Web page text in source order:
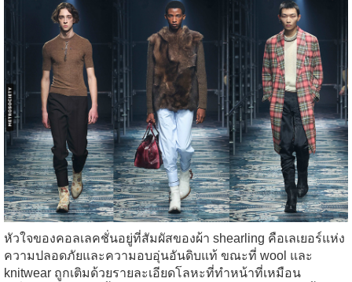
หัวใจของคอลเลคชั่นอยู่ที่สัมผัสของผ้า shearling คือเลเยอร์แห่ง
ความปลอดภัยและความอบอุ่นอันดิบแท้ ขณะที่ wool และ
knitwear ถูกเติมด้วยรายละเอียดโลหะที่ทำหน้าที่เหมือน